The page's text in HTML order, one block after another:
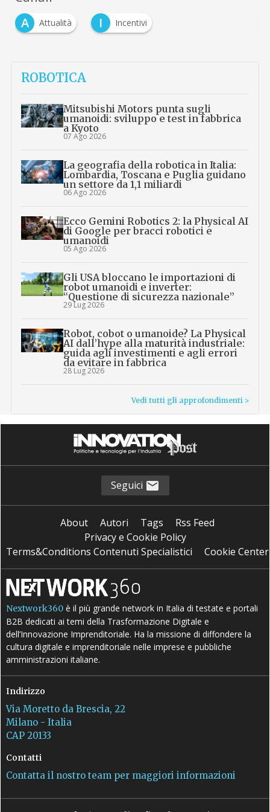
A
Attualità I Incentivi
ROBOTICA
Mitsubishi Motors punta sugli
umanoidi: sviluppo e test in fabbrica
a Kyoto
07 Ago 2026
La geografia della robotica in Italia:
Lombardia, Toscana e Puglia guidano
un settore da 1,1 miliardi
06 Ago 2026
Ecco Gemini Robotics 2: la Physical AI
di Google per bracci robotici e
umanoidi
05 Ago 2026
Gli USA bloccano le importazioni di
robot umanoidi e inverter:
“Questione di sicurezza nazionale”
29 Lug 2026
Robot, cobot o umanoide? La Physical
AI dall’hype alla maturità industriale:
guida agli investimenti e agli errori
da evitare in fabbrica
28 Lug 2026
Vedi tutti gli approfondimenti >
Seguici
About Autori Tags
Rss Feed
Privacy e Cookie Policy
Terms&Conditions Contenuti Specialistici
Cookie Center
Nextwork360 è il più grande network in Italia di testate e portali
B2B dedicati ai temi della Trasformazione Digitale e
dell’Innovazione Imprenditoriale. Ha la missione di diffondere la
cultura digitale e imprenditoriale nelle imprese e pubbliche
amministrazioni italiane.
Indirizzo
Via Moretto da Brescia, 22
Milano - Italia
CAP 20133
Contatti
Contatta il nostro team per maggiori informazioni